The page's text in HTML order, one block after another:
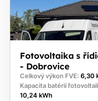
Fotovoltaika s
- Dobrovice
Celkový výkon FVE: 6,30
Kapacita batérií
10,24 kWh